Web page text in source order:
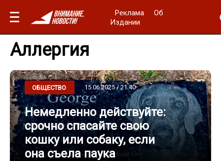
Реклама
Об
Издании
Аллергия
ОБЩЕСТВО 15.06.2025 / 21:40
Немедленно действуйте:
срочно спасайте свою
кошку или собаку, если
она съела паука